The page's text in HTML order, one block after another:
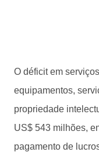
O déficit em
equipamentos,
propriedade
US$ 543 milhões,
pagamento de